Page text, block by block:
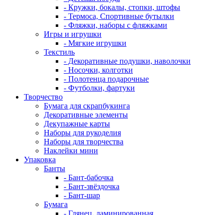
- Кружки, бокалы, стопки, штофы
- Термоса, Спортивные бутылки
- Фляжки, наборы с фляжками
Игры и игрушки
- Мягкие игрушки
Текстиль
- Декоративные подушки, наволочки
- Носочки, колготки
- Полотенца подарочные
- Футболки, фартуки
Творчество
Бумага для скрапбукинга
Декоративные элементы
Декупажные карты
Наборы для рукоделия
Наборы для творчества
Наклейки мини
Упаковка
Банты
- Бант-бабочка
- Бант-звёздочка
- Бант-шар
Бумага
- Глянец, ламинированная